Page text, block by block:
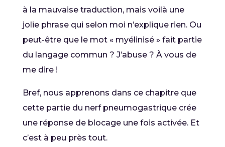
à la mauvaise traduction, mais voilà une
jolie phrase qui selon moi n’explique rien. Ou
peut-être que le mot « myélinisé » fait partie
du langage commun ? J’abuse ? À vous de
me dire !
Bref, nous apprenons dans ce chapitre que
cette partie du nerf pneumogastrique crée
une réponse de blocage une fois activée. Et
c’est à peu près tout.